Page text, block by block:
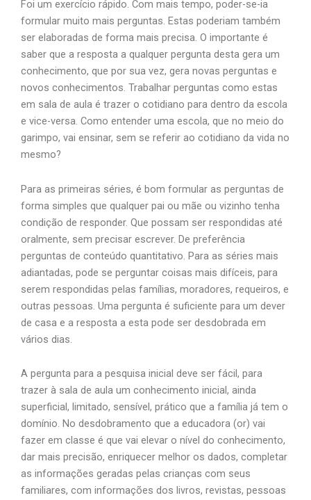
Foi um exercício rápido. Com mais tempo, poder-se-ia
formular muito mais perguntas. Estas poderiam também
ser elaboradas de forma mais precisa. O importante é
saber que a resposta a qualquer pergunta desta gera um
conhecimento, que por sua vez, gera novas perguntas e
novos conhecimentos. Trabalhar perguntas como estas
em sala de aula é trazer o cotidiano para dentro da escola
e vice-versa. Como entender uma escola, que no meio do
garimpo, vai ensinar, sem se referir ao cotidiano da vida no
mesmo?
Para as primeiras séries, é bom formular as perguntas de
forma simples que qualquer pai ou mãe ou vizinho tenha
condição de responder. Que possam ser respondidas até
oralmente, sem precisar escrever. De preferência
perguntas de conteúdo quantitativo. Para as séries mais
adiantadas, pode se perguntar coisas mais difíceis, para
serem respondidas pelas famílias, moradores, requeiros, e
outras pessoas. Uma pergunta é suficiente para um dever
de casa e a resposta a esta pode ser desdobrada em
vários dias.
A pergunta para a pesquisa inicial deve ser fácil, para
trazer à sala de aula um conhecimento inicial, ainda
superficial, limitado, sensível, prático que a família já tem o
domínio. No desdobramento que a educadora (or) vai
fazer em classe é que vai elevar o nível do conhecimento,
dar mais precisão, enriquecer melhor os dados, completar
as informações geradas pelas crianças com seus
familiares, com informações dos livros, revistas, pessoas